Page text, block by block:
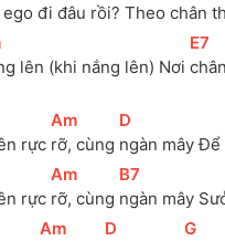
ego đi đâu rồi? Theo chân
lên (khi nắng lên) Nơi
[E7
rực
[
Am
rỡ, cùng
[D
ngàn mây Để
rực
[
Am
rỡ, cùng
[B7
ngàn mây
[
Am [D [
G